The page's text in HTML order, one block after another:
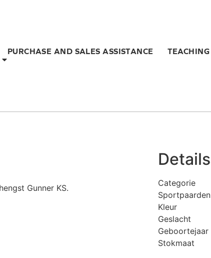
PURCHASE AND SALES ASSISTANCE TEACHING
Gunner KS.
Details
Categorie
Sportpaarden
Kleur
Geslacht
Geboortejaar
Stokmaat